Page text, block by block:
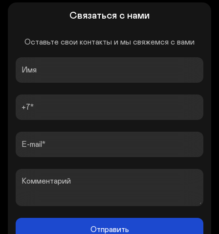
Связаться с нами
Оставьте свои контакты и мы свяжемся с вами
Имя
+7
E-mail
Комментарий
Отправить